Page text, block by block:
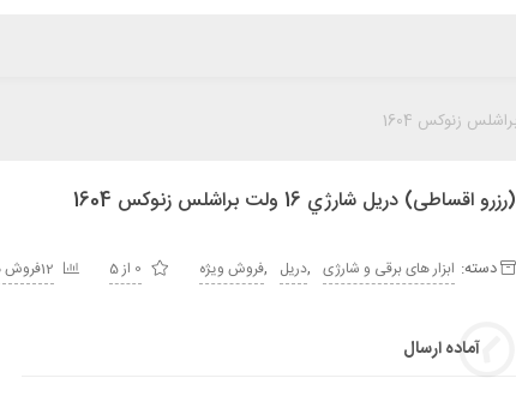
(رزرو اقساطی) دريل شارژي 16 ولت براشلس زنوکس 1604
دسته: ابزار های برقی و شارژی ,دریل ,فروش ویژه 0 از 5 12فروش موفق
آماده ارسال